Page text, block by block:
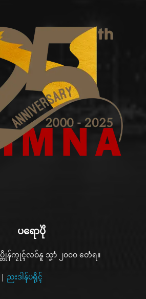
ပရောပိုဲ
ပ္တိုန်ကၠုၚ်လဝ်နူ သၞာံ ၂၀၀၀ တေံရ။
| ညးဒါန်ပရိုၚ်